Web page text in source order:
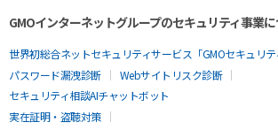
GMOインターネットグループのセキュリティ事業
世界初総合ネットセキュリティサービス「GMOセキュリテ
パスワード漏洩診断
Webサイトリスク診断
セキュリティ相談AIチャットボット
実在証明・盗聴対策